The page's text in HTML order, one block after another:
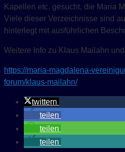
Kapellen etc. gesucht, die Maria
Viele dieser Verzeichnisse sind
hinterlegt mit ausführlichen
Weitere Info zu Klaus Mailahn
https://maria-magdalena-
forum/klaus-mailahn/
twittern
teilen
teilen
teilen